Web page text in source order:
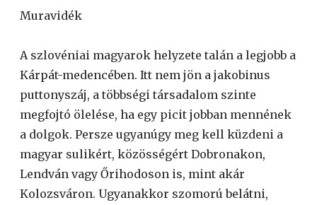
Muravidék
A szlovéniai magyarok helyzete talán a legjobb a
Kárpát-medencében. Itt nem jön a jakobinus
puttonyszáj, a többségi társadalom szinte
megfojtó ölelése, ha egy picit jobban mennének
a dolgok. Persze ugyanúgy meg kell küzdeni a
magyar sulikért, közösségért Dobronakon,
Lendván vagy Őrihodoson is, mint akár
Kolozsváron. Ugyanakkor szomorú belátni,